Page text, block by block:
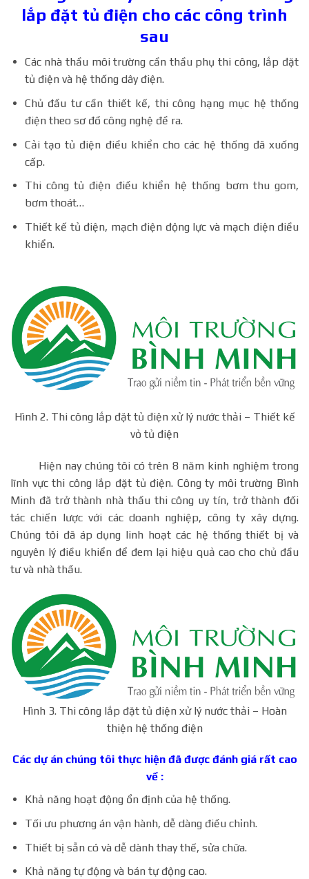
lắp đặt tủ điện cho các công trình
sau
Các nhà thầu môi trường cần thầu phụ thi công, lắp đặt
tủ điện và hệ thống dây điện.
Chủ đầu tư cần thiết kế, thi công hạng mục hệ thống
điện theo sơ đồ công nghệ đề ra.
Cải tạo tủ điện điều khiển cho các hệ thống đã xuống
cấp.
Thi công tủ điện điều khiển hệ thống bơm thu gom,
bơm thoát…
Thiết kế tủ điện, mạch điện động lực và mạch điện điều
khiển.
Hình 2. Thi công lắp đặt tủ điện xử lý nước thải – Thiết kế
vỏ tủ điện
Hiện nay chúng tôi có trên 8 năm kinh nghiệm trong
lĩnh vực thi công lắp đặt tủ điện. Công ty môi trường Bình
Minh đã trở thành nhà thầu thi công uy tín, trở thành đối
tác chiến lược với các doanh nghiệp, công ty xây dựng.
Chúng tôi đã áp dụng linh hoạt các hệ thống thiết bị và
nguyên lý điều khiển để đem lại hiệu quả cao cho chủ đầu
tư và nhà thầu.
Hình 3. Thi công lắp đặt tủ điện xử lý nước thải – Hoàn
thiện hệ thống điện
Các dự án chúng tôi thực hiện đã được đánh giá rất cao
về :
Khả năng hoạt động ổn định của hệ thống.
Tối ưu phương án vận hành, dễ dàng điều chỉnh.
Thiết bị sẵn có và dễ dành thay thế, sửa chữa.
Khả năng tự động và bán tự động cao.